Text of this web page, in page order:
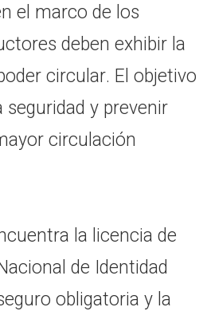
el marco de los
deben exhibir la
circular. El objetivo
y prevenir
circulación
la licencia de
de Identidad
obligatoria y la